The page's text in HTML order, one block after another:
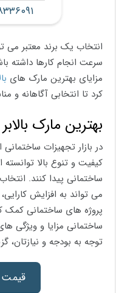
۰۲۱-
انتخاب یک برند معتبر می
سرعت انجام کارها داشته
مزایای بهترین مارک های
کرد تا انتخابی آگاهانه و
بهترین مارک
در بازار تجهیزات ساختمانی
کیفیت و تنوع بالا توانسته
ساختمانی پیدا کنند.
می تواند به افزایش
پروژه های ساختمانی کمک
ساختمانی مزایا و ویژگی
توجه به بودجه و نیازتان،
قیمت